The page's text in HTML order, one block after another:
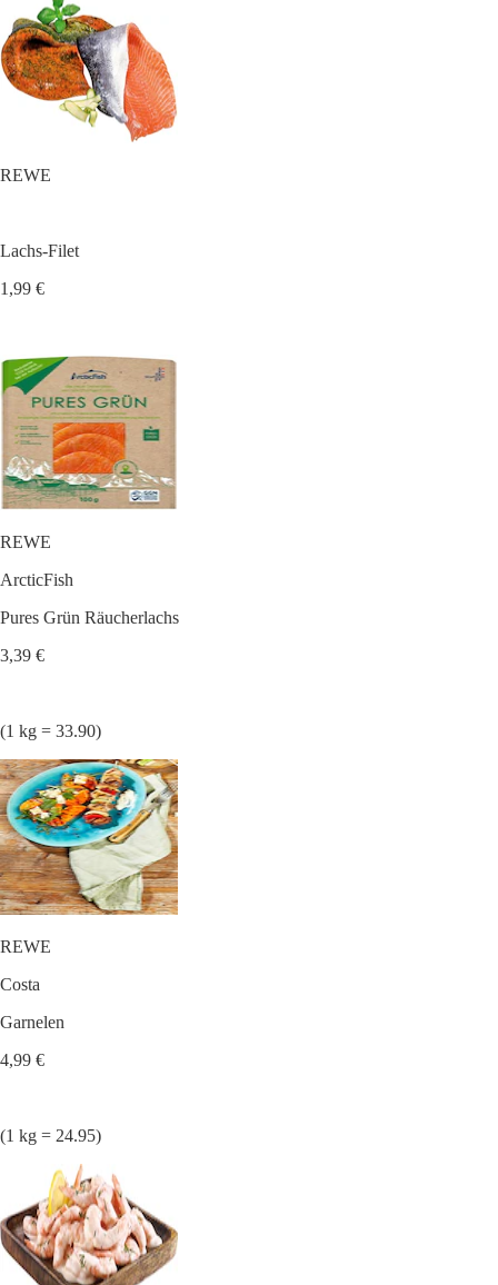
REWE
Lachs-Filet
1,99 €
REWE
ArcticFish
Pures Grün Räucherlachs
3,39 €
(1 kg = 33.90)
REWE
Costa
Garnelen
4,99 €
(1 kg = 24.95)